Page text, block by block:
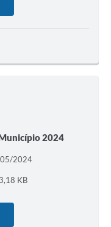
2024
2024
KB